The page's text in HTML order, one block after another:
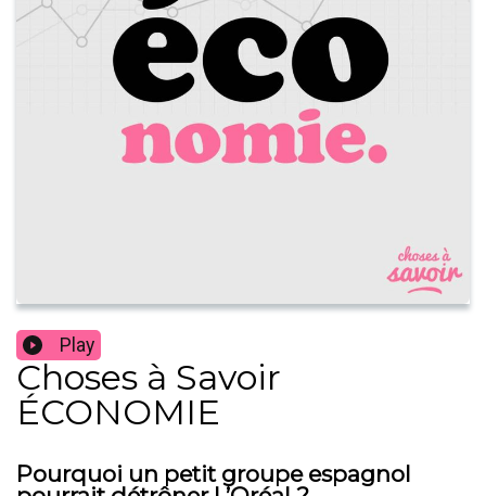
Play
Choses à Savoir
ÉCONOMIE
Pourquoi un petit groupe espagnol